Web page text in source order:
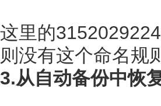
这里的
则没有这个命名规
3.从自动备份中恢